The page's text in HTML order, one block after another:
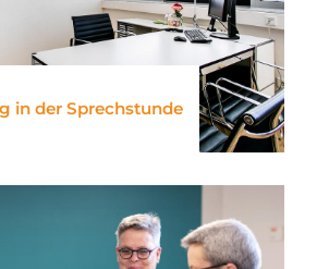
in der Sprechstunde